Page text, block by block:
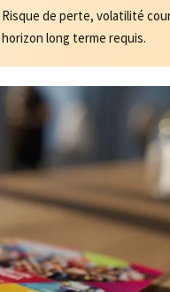
Risque de perte, volatilité
horizon long terme requis.